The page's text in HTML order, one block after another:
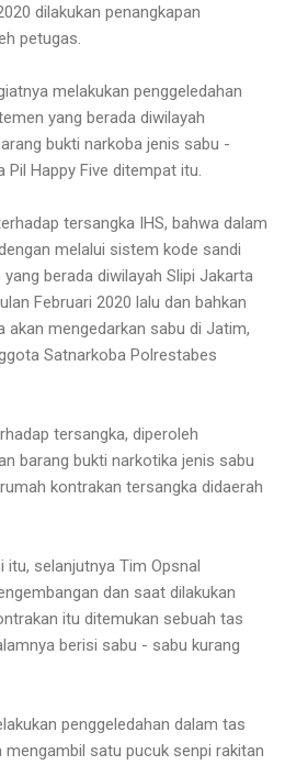
dilakukan penangkapan
petugas.
melakukan penggeledahan
yang berada diwilayah
bukti narkoba jenis sabu -
Pil Happy Five ditempat itu.
tersangka IHS, bahwa dalam
melalui sistem kode sandi
berada diwilayah Slipi Jakarta
Februari 2020 lalu dan bahkan
akan mengedarkan sabu di Jatim,
Satnarkoba Polrestabes
tersangka, diperoleh
barang bukti narkotika jenis sabu
kontrakan tersangka didaerah
itu, selanjutnya Tim Opsnal
dan saat dilakukan
itu ditemukan sebuah tas
berisi sabu - sabu kurang
penggeledahan dalam tas
satu pucuk senpi rakitan